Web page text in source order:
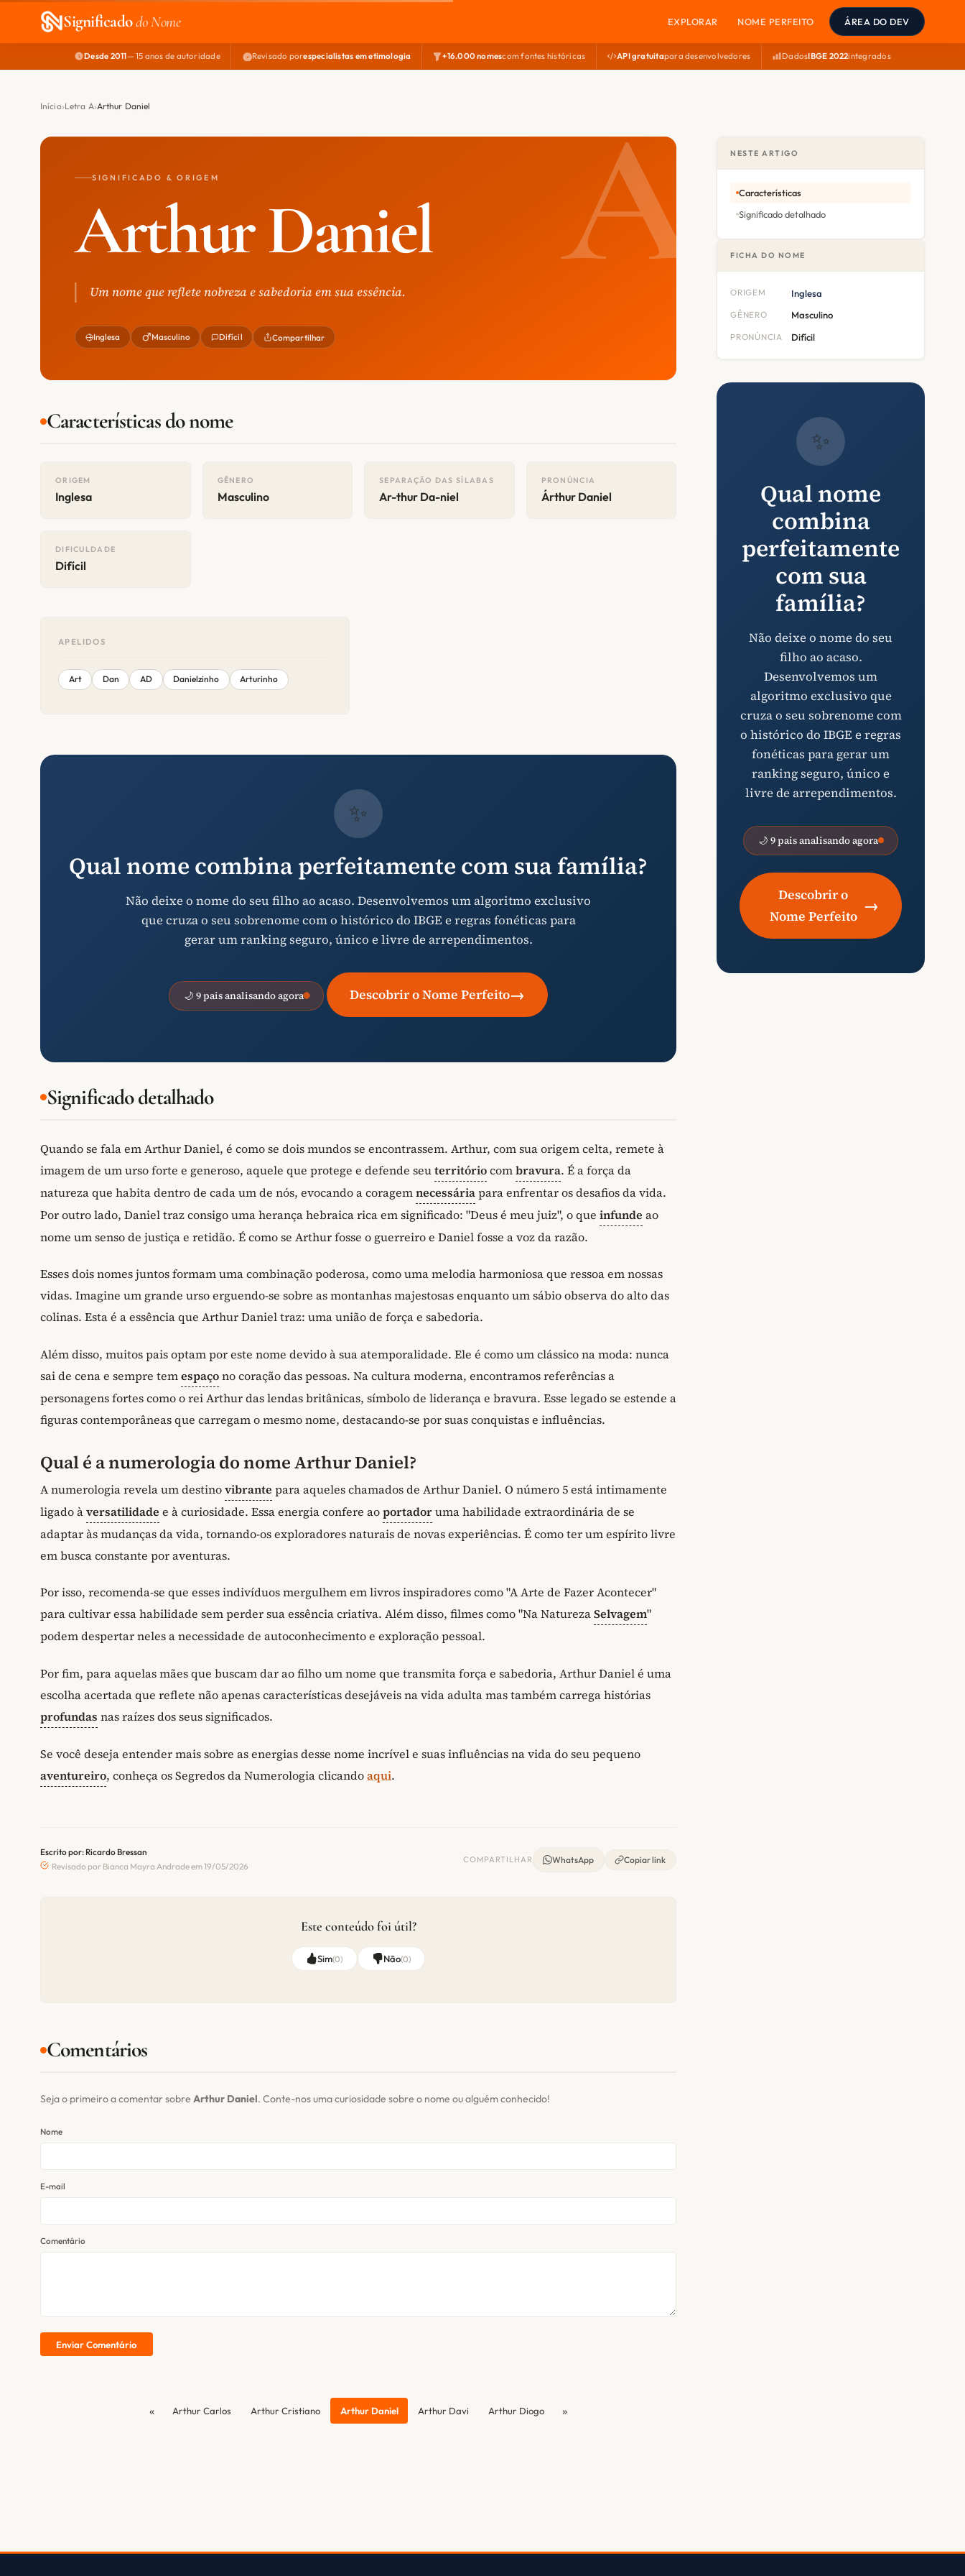
Significadodo Nome EXPLORAR NOME PERFEITO ÁREA DO DEV
Desde 2011— 15 anos de autoridade Revisado porespecialistas em etimologia +16.000 nomescom fontes históricas API gratuitapara desenvolvedores DadosIBGE 2022integrados
Início Letra A Arthur Daniel
SIGNIFICADO & ORIGEM
Arthur Daniel
Um nome que reflete nobreza e sabedoria em sua essência.
Inglesa Masculino Difícil Compartilhar
Características do nome
ORIGEM
Inglesa
GÊNERO
Masculino
SEPARAÇÃO DAS SÍLABAS
Ar-thur Da-niel
PRONÚNCIA
Árthur Daniel
DIFICULDADE
Difícil
APELIDOS
Art Dan AD Danielzinho Arturinho
✨
Qual nome combina perfeitamente com sua família?
Não deixe o nome do seu filho ao acaso. Desenvolvemos um algoritmo exclusivo
que cruza o seu sobrenome com o histórico do IBGE e regras fonéticas para
gerar um ranking seguro, único e livre de arrependimentos.
🌙 9 pais analisando agora Descobrir o Nome Perfeito→
Significado detalhado
Quando se fala em Arthur Daniel, é como se dois mundos se encontrassem. Arthur, com sua origem celta, remete à
imagem de um urso forte e generoso, aquele que protege e defende seuterritóriocombravura. É a força da
natureza que habita dentro de cada um de nós, evocando a coragemnecessáriapara enfrentar os desafios da vida.
Por outro lado, Daniel traz consigo uma herança hebraica rica em significado: "Deus é meu juiz", o que infunde ao
nome um senso de justiça e retidão. É como se Arthur fosse o guerreiro e Daniel fosse a voz da razão.
Esses dois nomes juntos formam uma combinação poderosa, como uma melodia harmoniosa que ressoa em nossas
vidas. Imagine um grande urso erguendo-se sobre as montanhas majestosas enquanto um sábio observa do alto das
colinas. Esta é a essência que Arthur Daniel traz: uma união de força e sabedoria.
Além disso, muitos pais optam por este nome devido à sua atemporalidade. Ele é como um clássico na moda: nunca
sai de cena e sempre temespaçono coração das pessoas. Na cultura moderna, encontramos referências a
personagens fortes como o rei Arthur das lendas britânicas, símbolo de liderança e bravura. Esse legado se estende a
figuras contemporâneas que carregam o mesmo nome, destacando-se por suas conquistas e influências.
Qual é a numerologia do nome Arthur Daniel?
A numerologia revela um destinovibrante para aqueles chamados de Arthur Daniel. O número 5 está intimamente
ligado àversatilidade e à curiosidade. Essa energia confere aoportadoruma habilidade extraordinária de se
adaptar às mudanças da vida, tornando-os exploradores naturais de novas experiências. É como ter um espírito livre
em busca constante por aventuras.
Por isso, recomenda-se que esses indivíduos mergulhem em livros inspiradores como "A Arte de Fazer Acontecer"
para cultivar essa habilidade sem perder sua essência criativa. Além disso, filmes como "Na NaturezaSelvagem"
podem despertar neles a necessidade de autoconhecimento e exploração pessoal.
Por fim, para aquelas mães que buscam dar ao filho um nome que transmita força e sabedoria, Arthur Daniel é uma
escolha acertada que reflete não apenas características desejáveis na vida adulta mas também carrega histórias
profundas nas raízes dos seus significados.
Se você deseja entender mais sobre as energias desse nome incrível e suas influências na vida do seu pequeno
aventureiro, conheça os Segredos da Numerologia clicandoaqui.
Escrito por: Ricardo Bressan
Revisado por Bianca Mayra Andrade em 19/05/2026
COMPARTILHAR WhatsApp Copiar link
Este conteúdo foi útil?
Sim(0) Não(0)
Comentários
Seja o primeiro a comentar sobre Arthur Daniel. Conte-nos uma curiosidade sobre o nome ou alguém conhecido!
Nome
E-mail
Comentário
Enviar Comentário
« Arthur Carlos Arthur Cristiano Arthur Daniel Arthur Davi Arthur Diogo »
NESTE ARTIGO
Características
Significado detalhado
FICHA DO NOME
ORIGEM Inglesa
GÊNERO Masculino
PRONÚNCIA Difícil
✨
Qual nome
combina
perfeitamente
com sua
família?
Não deixe o nome do seu
filho ao acaso.
Desenvolvemos um
algoritmo exclusivo que
cruza o seu sobrenome com
o histórico do IBGE e regras
fonéticas para gerar um
ranking seguro, único e
livre de arrependimentos.
🌙 9 pais analisando agora
Descobrir o
Nome Perfeito
→